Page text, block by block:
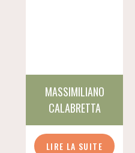
MASSIMILIANO
CALABRETTA
LIRE LA SUITE